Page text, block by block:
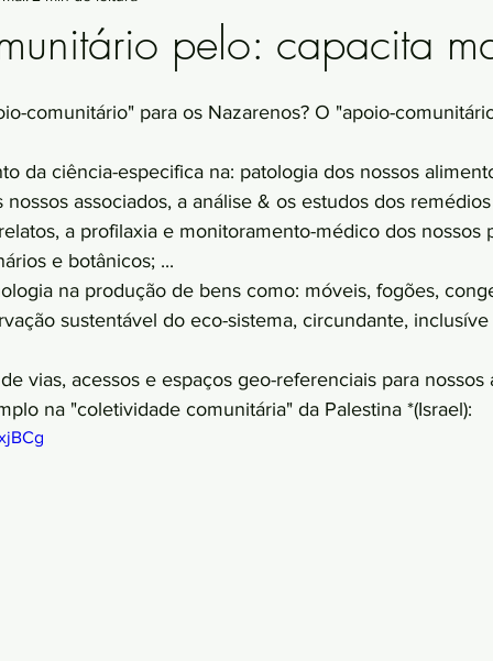
pelo: capacita
comunitário" para os Nazarenos? O "apoio-
da ciência-especifica na: patologia dos nossos
nossos associados, a análise & os estudos dos
a profilaxia e monitoramento-médico dos nossos
e botânicos; ...
na produção de bens como: móveis, fogões,
sustentável do eco-sistema, circundante,
vias, acessos e espaços geo-referenciais para nossos
na "coletividade comunitária" da Palestina *(Israel):